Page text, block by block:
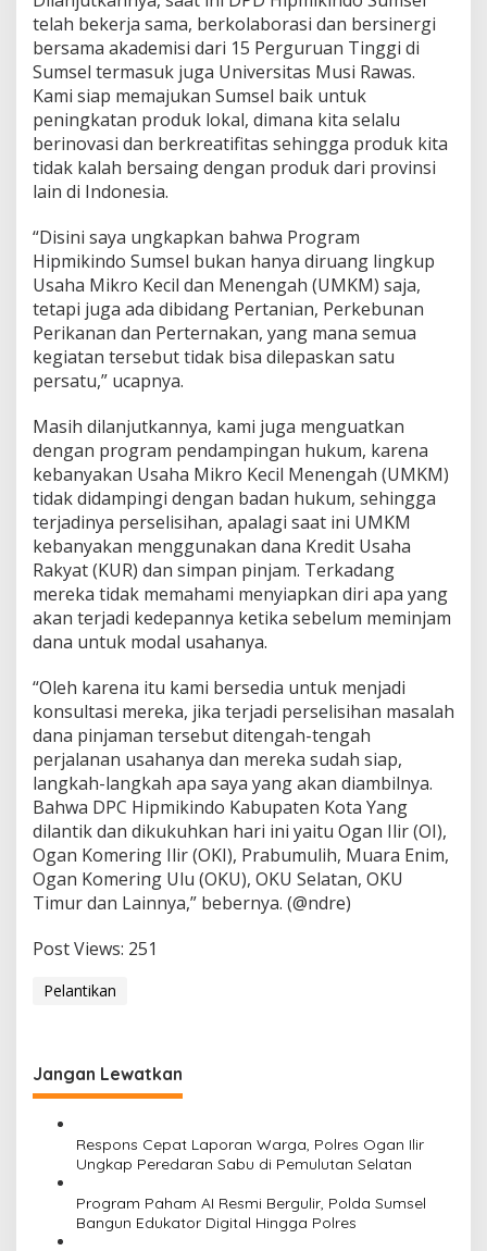
telah bekerja sama, berkolaborasi dan bersinergi
bersama akademisi dari 15 Perguruan Tinggi di
Sumsel termasuk juga Universitas Musi Rawas.
Kami siap memajukan Sumsel baik untuk
peningkatan produk lokal, dimana kita selalu
berinovasi dan berkreatifitas sehingga produk kita
tidak kalah bersaing dengan produk dari provinsi
lain di Indonesia.
“Disini saya ungkapkan bahwa Program
Hipmikindo Sumsel bukan hanya diruang lingkup
Usaha Mikro Kecil dan Menengah (UMKM) saja,
tetapi juga ada dibidang Pertanian, Perkebunan
Perikanan dan Perternakan, yang mana semua
kegiatan tersebut tidak bisa dilepaskan satu
persatu,” ucapnya.
Masih dilanjutkannya, kami juga menguatkan
dengan program pendampingan hukum, karena
kebanyakan Usaha Mikro Kecil Menengah (UMKM)
tidak didampingi dengan badan hukum, sehingga
terjadinya perselisihan, apalagi saat ini UMKM
kebanyakan menggunakan dana Kredit Usaha
Rakyat (KUR) dan simpan pinjam. Terkadang
mereka tidak memahami menyiapkan diri apa yang
akan terjadi kedepannya ketika sebelum meminjam
dana untuk modal usahanya.
“Oleh karena itu kami bersedia untuk menjadi
konsultasi mereka, jika terjadi perselisihan masalah
dana pinjaman tersebut ditengah-tengah
perjalanan usahanya dan mereka sudah siap,
langkah-langkah apa saya yang akan diambilnya.
Bahwa DPC Hipmikindo Kabupaten Kota Yang
dilantik dan dikukuhkan hari ini yaitu Ogan Ilir (OI),
Ogan Komering Ilir (OKI), Prabumulih, Muara Enim,
Ogan Komering Ulu (OKU), OKU Selatan, OKU
Timur dan Lainnya,” bebernya. (@ndre)
Post Views: 251
Pelantikan
Jangan Lewatkan
Respons Cepat Laporan Warga, Polres Ogan Ilir
Ungkap Peredaran Sabu di Pemulutan Selatan
Program Paham AI Resmi Bergulir, Polda Sumsel
Bangun Edukator Digital Hingga Polres